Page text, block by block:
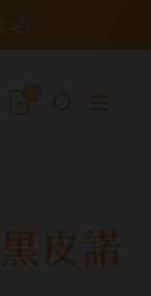
心
皮諾